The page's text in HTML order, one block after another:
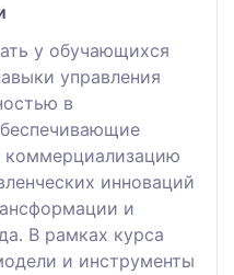
у обучающихся
управления
в
коммерциализацию
инноваций
и
В рамках курса
и инструменты